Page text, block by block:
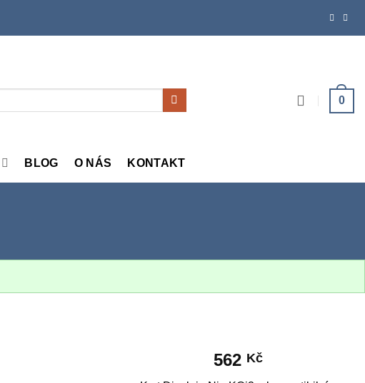
0
BLOG O NÁS KONTAKT
562 Kč